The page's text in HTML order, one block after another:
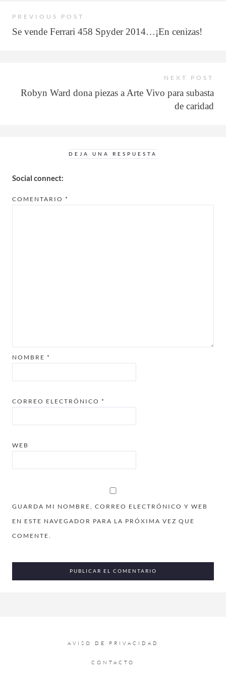
PREVIOUS POST
Se vende Ferrari 458 Spyder 2014…¡En cenizas!
NEXT POST
Robyn Ward dona piezas a Arte Vivo para subasta
de caridad
DEJA UNA RESPUESTA
Social connect:
COMENTARIO *
NOMBRE *
CORREO ELECTRÓNICO *
WEB
GUARDA MI NOMBRE, CORREO ELECTRÓNICO Y WEB
EN ESTE NAVEGADOR PARA LA PRÓXIMA VEZ QUE
COMENTE.
AVISO DE PRIVACIDAD
CONTACTO